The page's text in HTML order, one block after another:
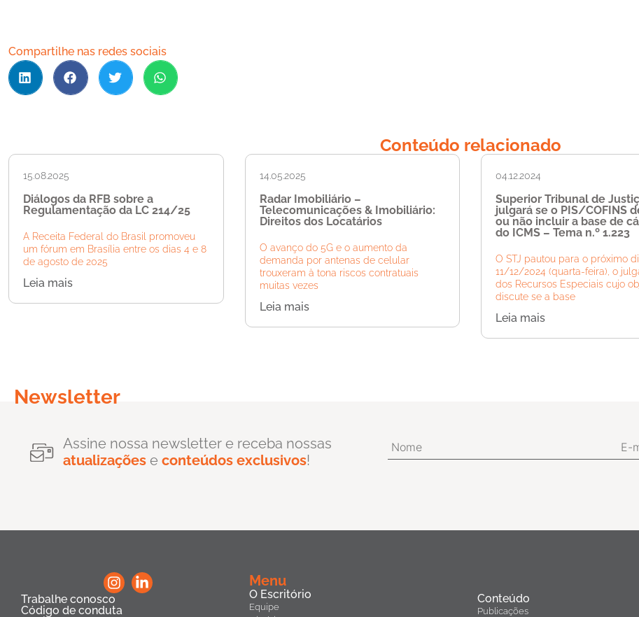
Compartilhe nas redes sociais
Conteúdo relacionado
15.08.2025
Diálogos da RFB sobre a
Regulamentação da LC 214/25
A Receita Federal do Brasil promoveu
um fórum em Brasília entre os dias 4 e 8
de agosto de 2025
Leia mais
14.05.2025
Radar Imobiliário –
Telecomunicações & Imobiliário:
Direitos dos Locatários
O avanço do 5G e o aumento da
demanda por antenas de celular
trouxeram à tona riscos contratuais
muitas vezes
Leia mais
04.12.2024
Superior Tribunal de
julgará se o PIS/COFINS
ou não incluir a base de
do ICMS – Tema n.º 1.223
O STJ pautou para o próximo
11/12/2024 (quarta-feira), o
dos Recursos Especiais cujo
discute se a base
Leia mais
Newsletter
Assine nossa newsletter e receba nossas
atualizações e conteúdos exclusivos!
Trabalhe conosco
Código de conduta
Menu
O Escritório
Equipe
Conteúdo
Publicações